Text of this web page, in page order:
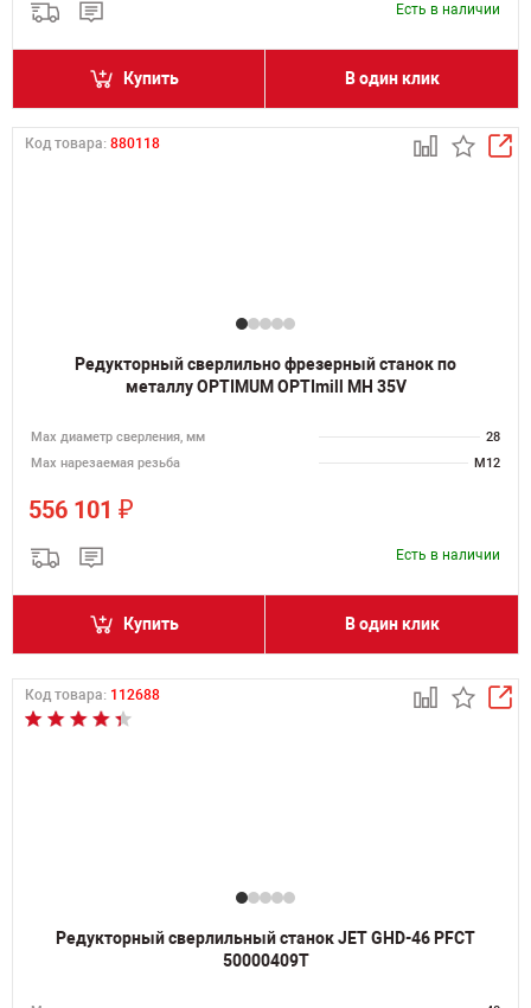
Есть в наличии
Купить В один клик
Код товара: 880118
Редукторный сверлильно фрезерный станок по
металлу OPTIMUM OPTImill MH 35V
Мах диаметр сверления, мм
28
Мах нарезаемая резьба
M12
556 101 ₽
Есть в наличии
Купить В один клик
Код товара: 112688
Редукторный сверлильный станок JET GHD-46 PFCT
50000409T